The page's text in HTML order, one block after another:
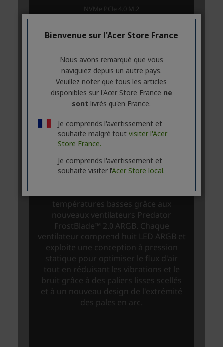
Bienvenue sur l'Acer Store France
Nous avons remarqué que vous
naviguiez depuis un autre pays.
Veuillez noter que tous les articles
disponibles sur l'Acer Store France ne
sont livrés qu'en France.
Je comprends l'avertissement et
souhaite malgré tout visiter l'Acer
Store France.
Je comprends l'avertissement et
souhaite visiter l'Acer Store local.